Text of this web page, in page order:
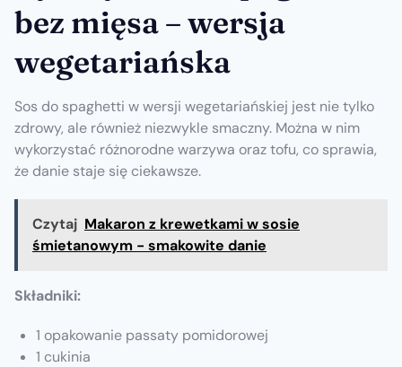
bez mięsa – wersja
wegetariańska
Sos do spaghetti w wersji wegetariańskiej jest nie tylko
zdrowy, ale również niezwykle smaczny. Można w nim
wykorzystać różnorodne warzywa oraz tofu, co sprawia,
że danie staje się ciekawsze.
Czytaj Makaron z krewetkami w sosie
śmietanowym - smakowite danie
Składniki:
1 opakowanie passaty pomidorowej
1 cukinia